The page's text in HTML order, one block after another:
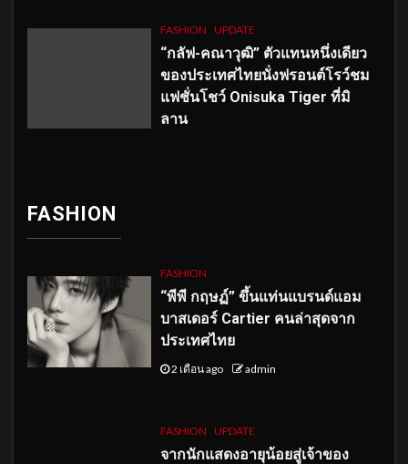
FASHION UPDATE
“กลัฟ-คณาวุฒิ” ตัวแทนหนึ่งเดียว
ของประเทศไทยนั่งฟรอนต์โรว์ชม
แฟชั่นโชว์ Onisuka Tiger ที่มิ
ลาน
FASHION
FASHION
“พีพี กฤษฏ์” ขึ้นแท่นแบรนด์แอม
บาสเดอร์ Cartier คนล่าสุดจาก
ประเทศไทย
2 เดือน ago admin
FASHION UPDATE
จากนักแสดงอายุน้อยสู่เจ้าของ